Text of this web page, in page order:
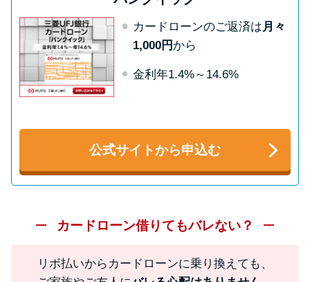
方法はどれ？
年収が低い＆他社借入があると
落ちる？バンクイックの口コミ
を分析
みずほ銀行カードローンの問い
合わせ先とシーン別の問い合わ
せ方法
カードローンのご返済は月々
1,000円 から
金利年1.4%～14.6%
公式サイトから申込む
カードローン借りてもバレない？
リボ払いからカードローンに乗り換えても、